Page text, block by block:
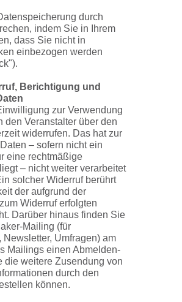
durch
indem Sie in Ihrem
dass Sie nicht in
einbezogen werden
Berichtigung und
zur Verwendung
den Veranstalter über den
widerrufen. Das hat zur
– sofern nicht ein
eine rechtmäßige
– nicht weiter verarbeitet
solcher Widerruf berührt
der aufgrund der
Widerruf erfolgten
Darüber hinaus finden Sie
Mailing (für
Newsletter, Umfragen) am
Mailings einen Abmelden-
die weitere Zusendung von
durch den
können.